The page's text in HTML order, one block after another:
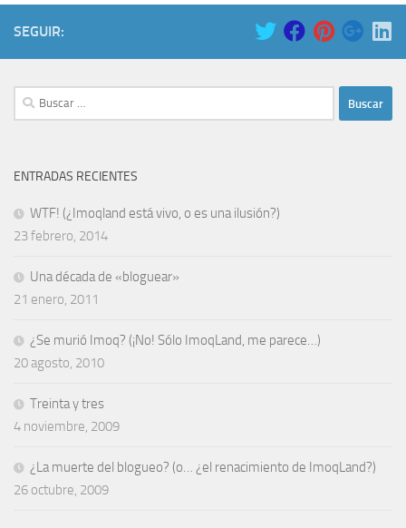
SEGUIR:
Buscar:
ENTRADAS RECIENTES
WTF! (¿Imoqland está vivo, o es una ilusión?)
23 febrero, 2014
Una década de «bloguear»
21 enero, 2011
¿Se murió Imoq? (¡No! Sólo ImoqLand, me parece…)
20 agosto, 2010
Treinta y tres
4 noviembre, 2009
¿La muerte del blogueo? (o… ¿el renacimiento de ImoqLand?)
26 octubre, 2009